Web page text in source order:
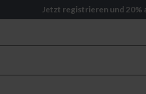
Jetzt registrieren und 20%